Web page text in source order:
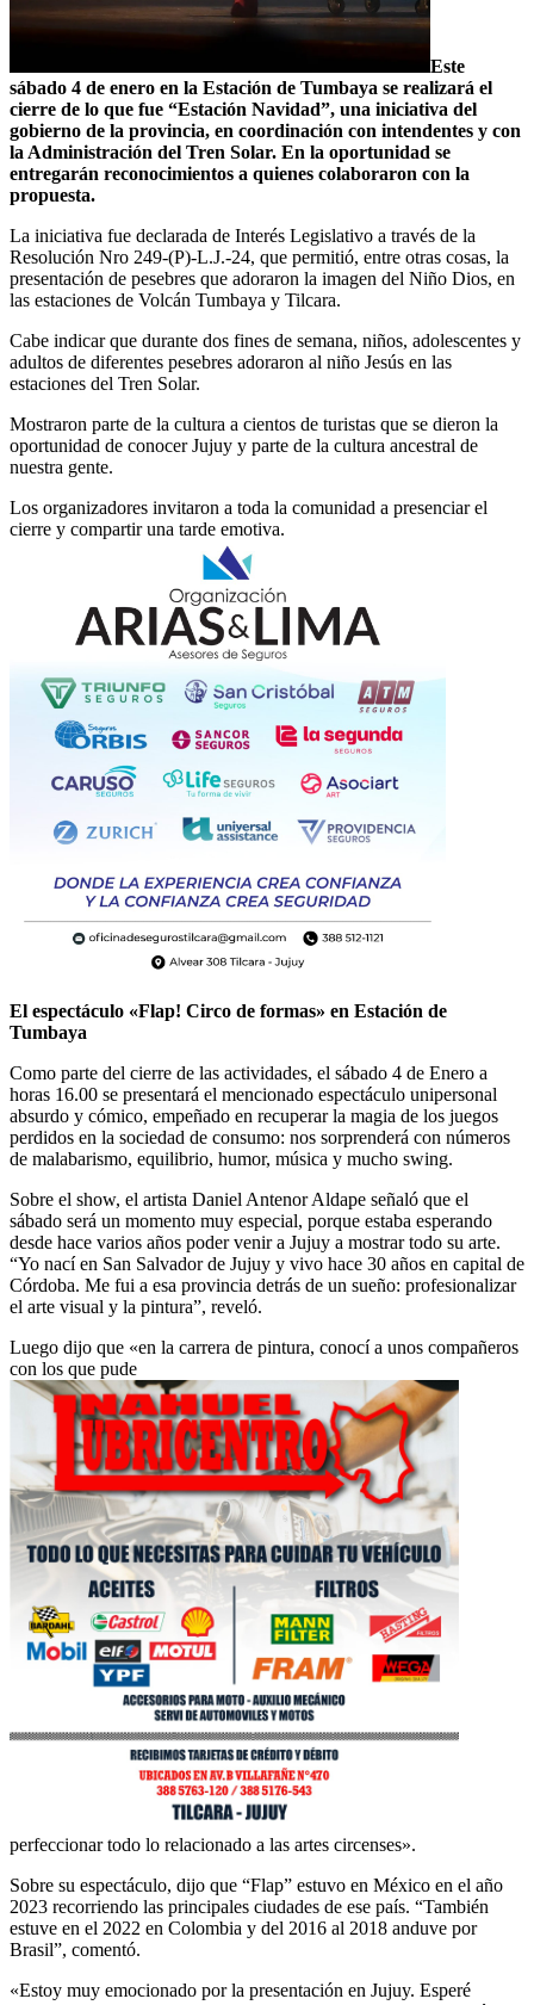
Este
sábado 4 de enero en la Estación de Tumbaya se realizará el
cierre de lo que fue “Estación Navidad”, una iniciativa del
gobierno de la provincia, en coordinación con intendentes y con
la Administración del Tren Solar. En la oportunidad se
entregarán reconocimientos a quienes colaboraron con la
propuesta.
La iniciativa fue declarada de Interés Legislativo a través de la
Resolución Nro 249-(P)-L.J.-24, que permitió, entre otras cosas, la
presentación de pesebres que adoraron la imagen del Niño Dios, en
las estaciones de Volcán Tumbaya y Tilcara.
Cabe indicar que durante dos fines de semana, niños, adolescentes y
adultos de diferentes pesebres adoraron al niño Jesús en las
estaciones del Tren Solar.
Mostraron parte de la cultura a cientos de turistas que se dieron la
oportunidad de conocer Jujuy y parte de la cultura ancestral de
nuestra gente.
Los organizadores invitaron a toda la comunidad a presenciar el
cierre y compartir una tarde emotiva.
El espectáculo «Flap! Circo de formas» en Estación de
Tumbaya
Como parte del cierre de las actividades, el sábado 4 de Enero a
horas 16.00 se presentará el mencionado espectáculo unipersonal
absurdo y cómico, empeñado en recuperar la magia de los juegos
perdidos en la sociedad de consumo: nos sorprenderá con números
de malabarismo, equilibrio, humor, música y mucho swing.
Sobre el show, el artista Daniel Antenor Aldape señaló que el
sábado será un momento muy especial, porque estaba esperando
desde hace varios años poder venir a Jujuy a mostrar todo su arte.
“Yo nací en San Salvador de Jujuy y vivo hace 30 años en capital de
Córdoba. Me fui a esa provincia detrás de un sueño: profesionalizar
el arte visual y la pintura”, reveló.
Luego dijo que «en la carrera de pintura, conocí a unos compañeros
con los que pude
perfeccionar todo lo relacionado a las artes circenses».
Sobre su espectáculo, dijo que “Flap” estuvo en México en el año
2023 recorriendo las principales ciudades de ese país. “También
estuve en el 2022 en Colombia y del 2016 al 2018 anduve por
Brasil”, comentó.
«Estoy muy emocionado por la presentación en Jujuy. Esperé